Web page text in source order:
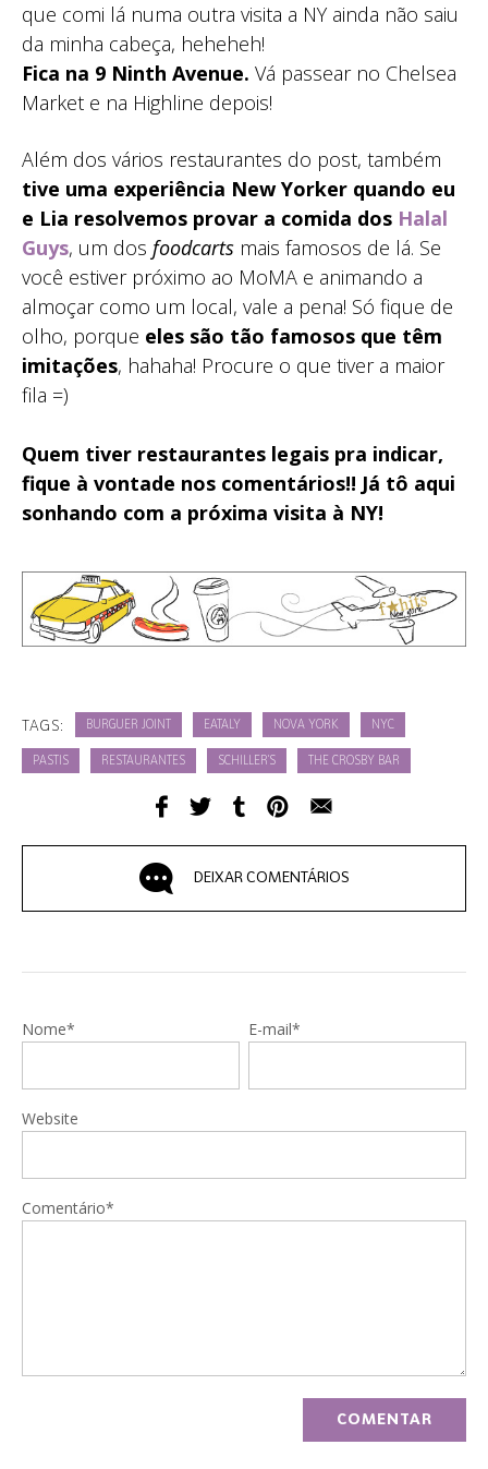
que comi lá numa outra visita a NY ainda não saiu
da minha cabeça, heheheh!
Fica na 9 Ninth Avenue. Vá passear no Chelsea
Market e na Highline depois!
Além dos vários restaurantes do post, também
tive uma experiência New Yorker quando eu
e Lia resolvemos provar a comida dos Halal
Guys, um dos foodcarts mais famosos de lá. Se
você estiver próximo ao MoMA e animando a
almoçar como um local, vale a pena! Só fique de
olho, porque eles são tão famosos que têm
imitações, hahaha! Procure o que tiver a maior
fila =)
Quem tiver restaurantes legais pra indicar,
fique à vontade nos comentários!! Já tô aqui
sonhando com a próxima visita à NY!
TAGS: BURGUER JOINT EATALY NOVA YORK NYC
PASTIS RESTAURANTES SCHILLER'S THE CROSBY BAR
DEIXAR COMENTÁRIOS
Nome* E-mail*
Website
Comentário*